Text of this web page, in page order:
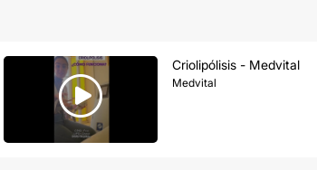
Criolipólisis - Medvital
Medvital